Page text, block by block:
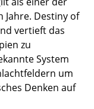
Destiny of
vertieft das
zu
System
um
Denken auf